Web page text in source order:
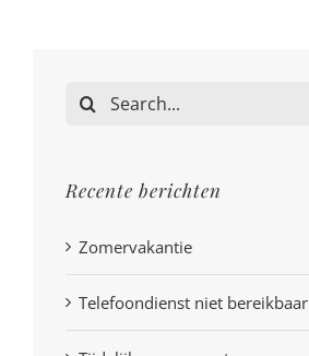
Search
Recente berichten
Zomervakantie
Telefoondienst niet bereikbaar